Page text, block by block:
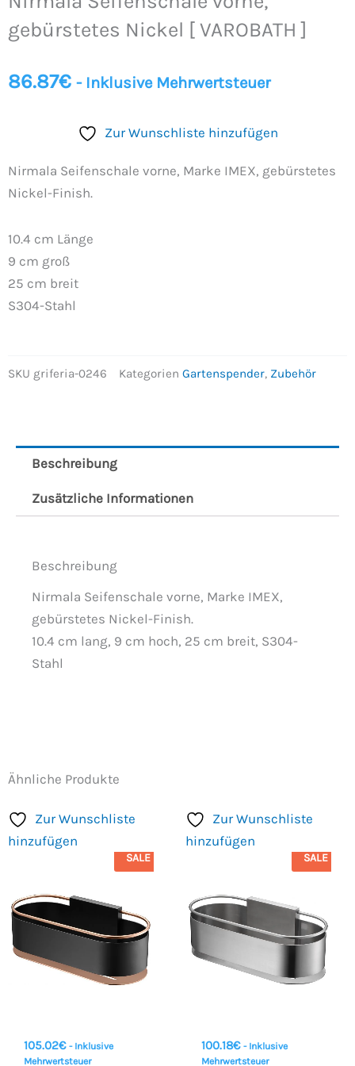
gebürstetes Nickel [ VAROBATH ]
86.87€ - Inklusive Mehrwertsteuer
Zur Wunschliste hinzufügen
Nirmala Seifenschale vorne, Marke IMEX, gebürstetes
Nickel-Finish.
10.4 cm Länge
9 cm groß
25 cm breit
S304-Stahl
SKU griferia-0246 Kategorien Gartenspender, Zubehör
Nickel
]
Beschreibung
Zusätzliche Informationen
Beschreibung
Nirmala Seifenschale vorne, Marke IMEX,
gebürstetes Nickel-Finish.
10.4 cm lang, 9 cm hoch, 25 cm breit, S304-
Stahl
Ähnliche Produkte
Zur Wunschliste
hinzufügen
SALE
105.02€ - Inklusive
Mehrwertsteuer
Zur Wunschliste
hinzufügen
SALE
100.18€ - Inklusive
Mehrwertsteuer